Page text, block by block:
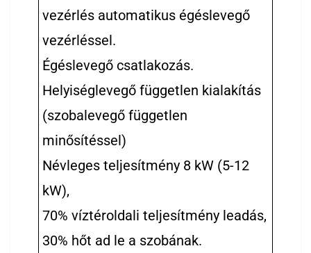
vezérlés automatikus égéslevegő
vezérléssel.
Égéslevegő csatlakozás.
Helyiséglevegő független kialakítás
(szobalevegő független
minősítéssel)
Névleges teljesítmény 8 kW (5-12
kW),
70% víztéroldali teljesítmény leadás,
30% hőt ad le a szobának.